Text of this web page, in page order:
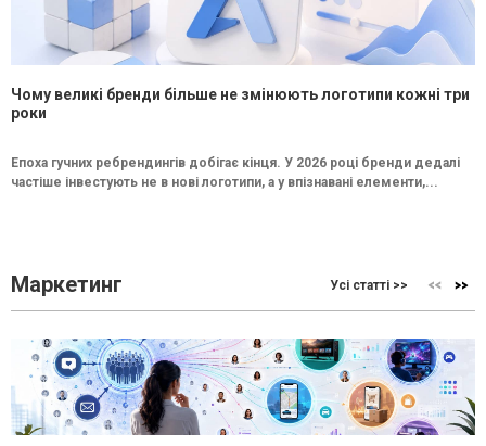
Чому великі бренди більше не змінюють логотипи кожні три
роки
Епоха гучних ребрендингів добігає кінця. У 2026 році бренди дедалі
частіше інвестують не в нові логотипи, а у впізнавані елементи,...
Маркетинг Усі статті >>